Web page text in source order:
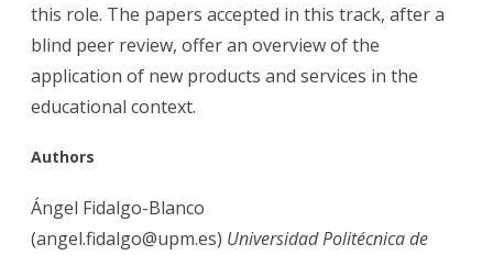
this role. The papers accepted in this track, after a
blind peer review, offer an overview of the
application of new products and services in the
educational context.
Authors
Ángel Fidalgo-Blanco
(angel.fidalgo@upm.es) Universidad Politécnica de